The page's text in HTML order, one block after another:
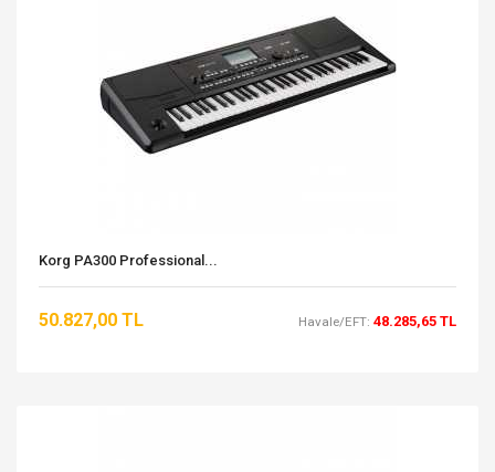
Korg PA300 Professional...
50.827,00 TL Havale/EFT: 48.285,65 TL